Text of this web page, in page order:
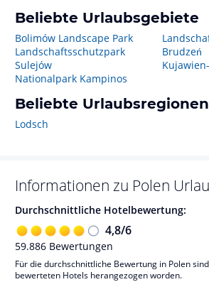
Beliebte Urlaubsgebiete
Bolimów Landscape Park
Landschaftsschutzpark
Sulejów
Nationalpark Kampinos
Brudzeń
Beliebte Urlaubsregionen
Lodsch
Informationen zu Polen
Durchschnittliche Hotelbewertung:
4,8/6
59.886 Bewertungen
Für die durchschnittliche Bewertung in Polen
bewerteten Hotels herangezogen worden.